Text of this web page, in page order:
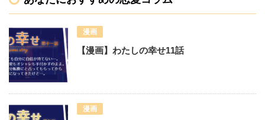
漫画
【漫画】わたしの幸せ11話
漫画